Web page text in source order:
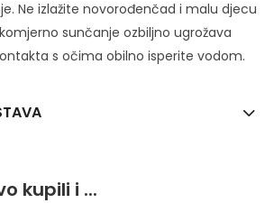
Ne izlažite novorođenčad i malu djecu
sunčanje ozbiljno ugrožava
s očima obilno isperite vodom.
kupili i ...